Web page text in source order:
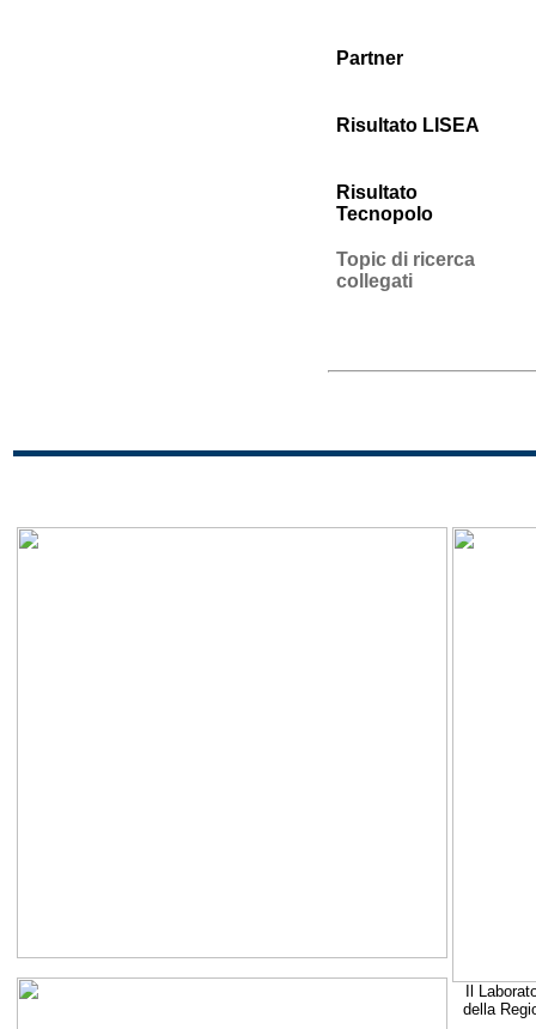
Partner
Risultato LISEA
Risultato
Tecnopolo
Topic di ricerca
collegati
Il
della